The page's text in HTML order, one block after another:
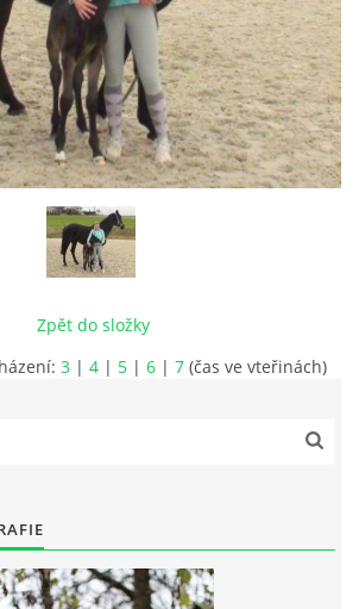
MATERIÁL
KRAJI
BRIGÁDU
Zpět do složky
3 | 4 | 5 | 6 | 7 (čas ve vteřinách)